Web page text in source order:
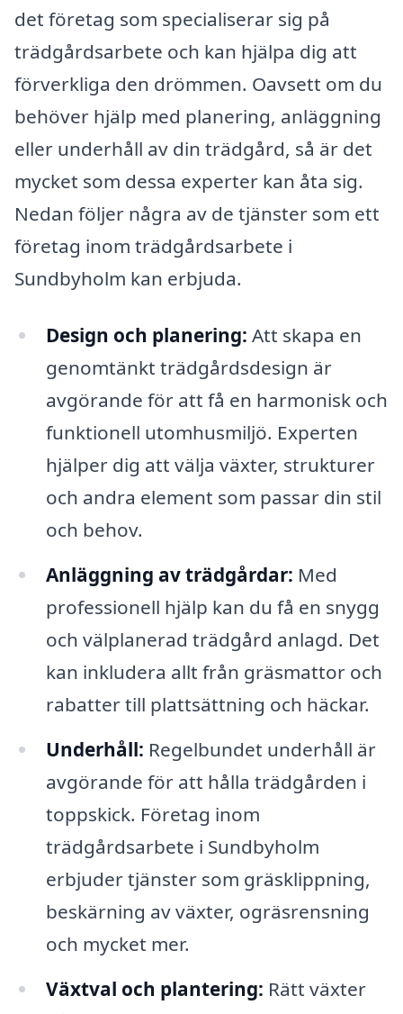
det företag som specialiserar sig på
trädgårdsarbete och kan hjälpa dig att
förverkliga den drömmen. Oavsett om du
behöver hjälp med planering, anläggning
eller underhåll av din trädgård, så är det
mycket som dessa experter kan åta sig.
Nedan följer några av de tjänster som ett
företag inom trädgårdsarbete i
Sundbyholm kan erbjuda.
Design och planering: Att skapa en
genomtänkt trädgårdsdesign är
avgörande för att få en harmonisk och
funktionell utomhusmiljö. Experten
hjälper dig att välja växter, strukturer
och andra element som passar din stil
och behov.
Anläggning av trädgårdar: Med
professionell hjälp kan du få en snygg
och välplanerad trädgård anlagd. Det
kan inkludera allt från gräsmattor och
rabatter till plattsättning och häckar.
Underhåll: Regelbundet underhåll är
avgörande för att hålla trädgården i
toppskick. Företag inom
trädgårdsarbete i Sundbyholm
erbjuder tjänster som gräsklippning,
beskärning av växter, ogräsrensning
och mycket mer.
Växtval och plantering: Rätt växter